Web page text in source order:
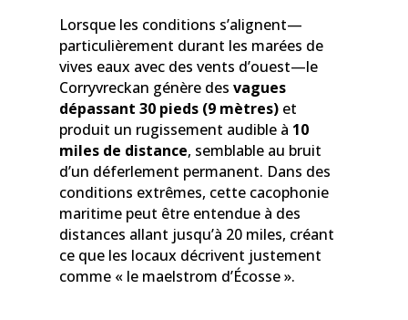
Lorsque les conditions s’alignent—
particulièrement durant les marées de
vives eaux avec des vents d’ouest—le
Corryvreckan génère des vagues
dépassant 30 pieds (9 mètres)et
produit un rugissement audible à 10
miles de distance, semblable au bruit
d’un déferlement permanent. Dans des
conditions extrêmes, cette cacophonie
maritime peut être entendue à des
distances allant jusqu’à 20 miles, créant
ce que les locaux décrivent justement
comme « le maelstrom d’Écosse ».